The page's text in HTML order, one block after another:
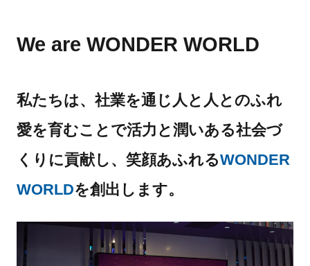
We are WONDER WORLD
私たちは、社業を通じ人と人とのふれ
愛を育むことで活力と潤いある社会づ
くりに貢献し、 笑顔あふれるWONDER
WORLDを創出します。